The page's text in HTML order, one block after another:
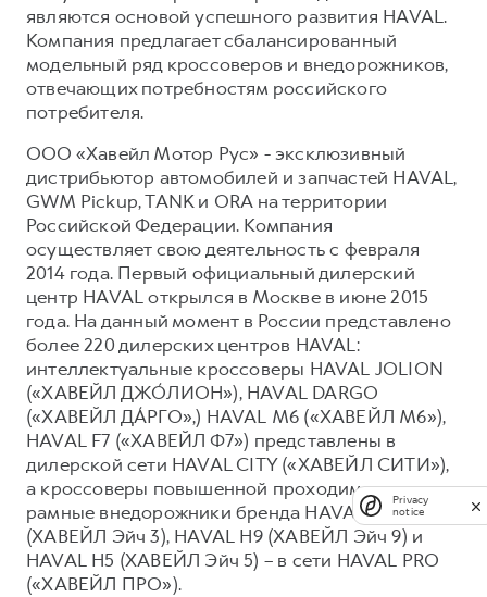
являются основой успешного развития HAVAL.
Компания предлагает сбалансированный
модельный ряд кроссоверов и внедорожников,
отвечающих потребностям российского
потребителя.
ООО «Хавейл Мотор Рус» - эксклюзивный
дистрибьютор автомобилей и запчастей HAVAL,
GWM Pickup, TANK и ORA на территории
Российской Федерации. Компания
осуществляет свою деятельность с февраля
2014 года. Первый официальный дилерский
центр HAVAL открылся в Москве в июне 2015
года. На данный момент в России представлено
более 220 дилерских центров HAVAL:
интеллектуальные кроссоверы HAVAL JOLION
(«ХАВЕЙЛ ДЖО́ЛИОН»), HAVAL DARGO
(«ХАВЕЙЛ ДА́РГО»,) HAVAL М6 («ХАВЕЙЛ M6»),
HAVAL F7 («ХАВЕЙЛ Ф7») представлены в
дилерской сети HAVAL CITY («ХАВЕЙЛ СИТИ»),
а кроссоверы повышенной проходимости и
рамные внедорожники бренда HAVAL H3
(ХАВЕЙЛ Эйч 3), HAVAL H9 (ХАВЕЙЛ Эйч 9) и
HAVAL H5 (ХАВЕЙЛ Эйч 5) – в сети HAVAL PRO
(«ХАВЕЙЛ ПРО»).
Privacy
notice